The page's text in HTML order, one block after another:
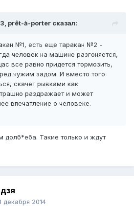
prêt-à-porter сказал:
№1, есть еще таракан №2 -
человек на машине разгоняется,
все равно придется тормозить,
чужим задом. И вместо того
скачет рывками как
раздражает и может
впечатление о человеке.
долб*еба. Такие только и ждут
декабря 2014